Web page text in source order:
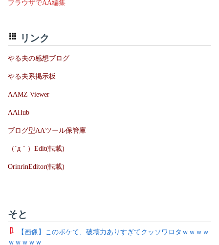
ブラウザでAA編集
リンク
やる夫の感想ブログ
やる夫系掲示板
AAMZ Viewer
AAHub
ブログ型AAツール保管庫
（´д｀）Edit(転載)
OrinrinEditor(転載)
そと
【画像】このボケて、破壊力ありすぎてクッソワロタｗｗｗｗ
ｗｗｗｗｗ